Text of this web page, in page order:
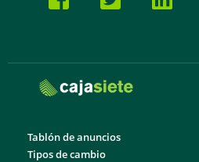
Tablón de anuncios
Tipos de cambio